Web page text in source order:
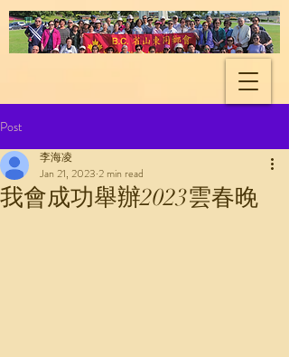
Shandong Natives
Association of BC
Post
我會成功舉辦2023雲春晚
李海凌
Jan 21, 2023 2 min read